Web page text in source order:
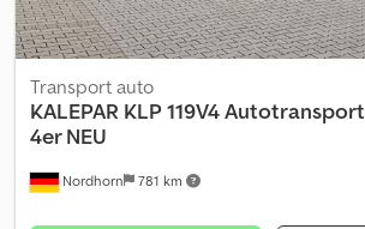
Nordhorn 781 km
Transport auto
KALEPAR KLP 119V4
4er NEU